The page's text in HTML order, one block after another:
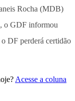
Rocha (MDB)
o GDF informou
DF perderá certidão
Acesse a coluna